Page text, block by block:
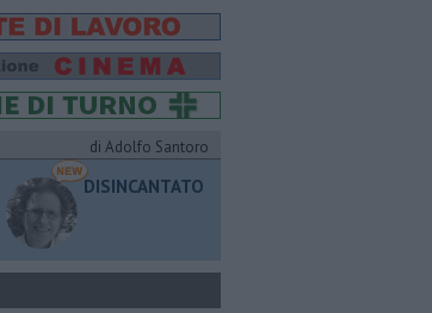
di Adolfo Santoro
DISINCANTATO